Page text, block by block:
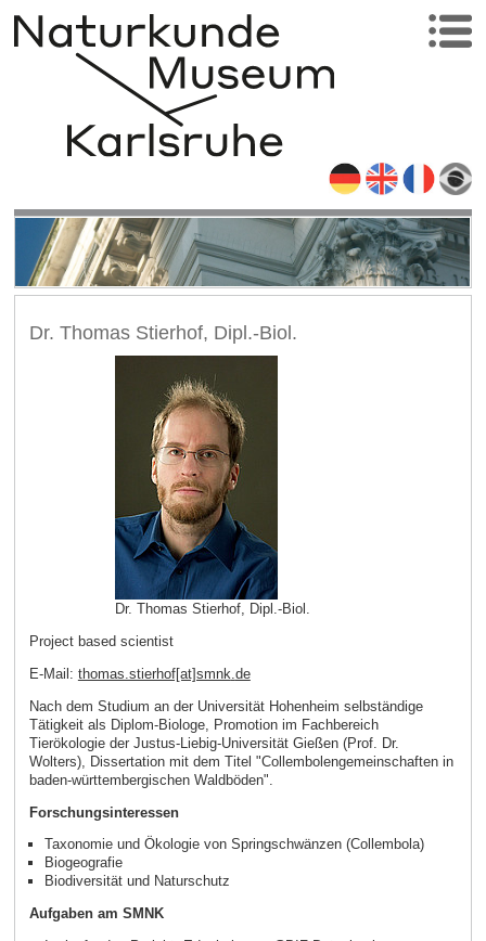
Dr. Thomas Stierhof, Dipl.-Biol.
Dr. Thomas Stierhof, Dipl.-Biol.
Project based scientist
E-Mail: thomas.stierhof[at]smnk.de
Nach dem Studium an der Universität Hohenheim selbständige
Tätigkeit als Diplom-Biologe, Promotion im Fachbereich
Tierökologie der Justus-Liebig-Universität Gießen (Prof. Dr.
Wolters), Dissertation mit dem Titel "Collembolengemeinschaften in
baden-württembergischen Waldböden".
Forschungsinteressen
Taxonomie und Ökologie von Springschwänzen (Collembola)
Biogeografie
Biodiversität und Naturschutz
Aufgaben am SMNK